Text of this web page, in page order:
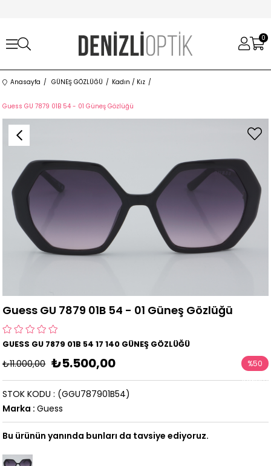
0
Anasayfa GÜNEŞ GÖZLÜĞÜ Kadın / Kız
Guess GU 7879 01B 54 - 01 Güneş Gözlüğü
Guess GU 7879 01B 54 - 01 Güneş Gözlüğü
GUESS GU 7879 01B 54 17 140 GÜNEŞ GÖZLÜĞÜ
₺11.000,00 ₺5.500,00 %50
İndirim
(GGU787901B54)
STOK KODU
Marka : Guess
Bu ürünün yanında bunları da tavsiye ediyoruz.